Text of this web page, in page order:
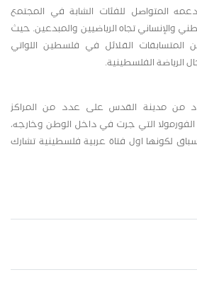
المتواصل للفئات الشابة في المجتمع
والإنساني تجاه الرياضيين والمبدعين. حيث
المتسابقات القلائل في فلسطين اللواتي
الرياضة الفلسطينية.
من مدينة القدس على عدد من المراكز
الفورمولا التي جرت في داخل الوطن وخارجه،
لكونها اول فتاة عربية فلسطينية تشارك